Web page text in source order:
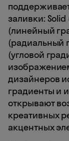
заливки:
(линейный
(радиальный
(угловой
дизайнеров
градиенты и
открывают
креативных
акцентных